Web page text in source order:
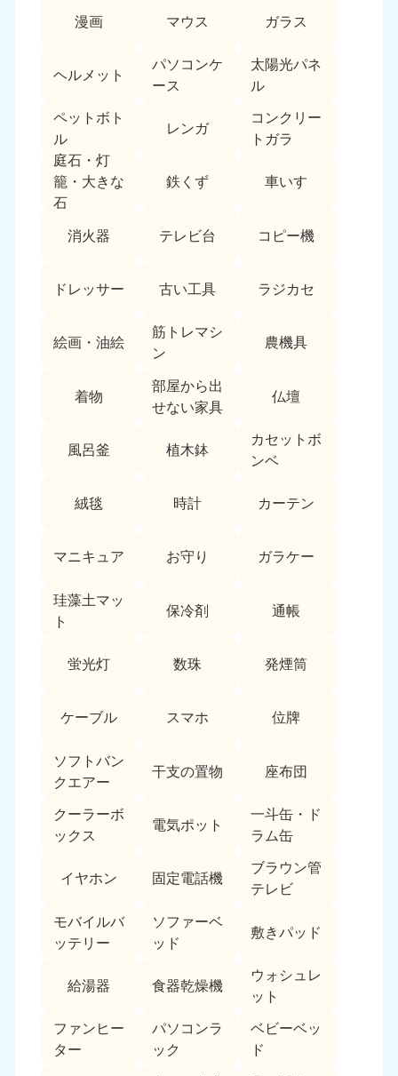
漫画 マウス ガラス
ヘルメット
パソコンケ
ース
太陽光パネ
ル
ペットボト
ル
レンガ
コンクリー
トガラ
庭石・灯
籠・大きな
石
鉄くず 車いす
消火器 テレビ台 コピー機
ドレッサー 古い工具 ラジカセ
絵画・油絵
筋トレマシ
ン
農機具
着物
部屋から出
せない家具
仏壇
風呂釜 植木鉢
カセットボ
ンベ
絨毯 時計 カーテン
マニキュア お守り ガラケー
珪藻土マッ
ト
保冷剤 通帳
蛍光灯 数珠 発煙筒
ケーブル スマホ 位牌
ソフトバン
クエアー
干支の置物 座布団
クーラーボ
ックス
電気ポット
一斗缶・ド
ラム缶
イヤホン 固定電話機
ブラウン管
テレビ
モバイルバ
ッテリー
ソファーベ
ッド
敷きパッド
給湯器 食器乾燥機
ウォシュレ
ット
ファンヒー
ター
パソコンラ
ック
ベビーベッ
ド
050-1881-5248
中国
岡山県
050-1881-5146
9:00〜19:00 年中無休
050-1880-9900
9:00〜19:00 年中無休
広島県
050-1881-5144
9:00〜19:00 年中無休
鳥取県
050-1881-5145
9:00〜19:00 年中無休
四国
050-1880-9899
9:00〜19:00 年中無休
050-1880-9898
9:00〜19:00 年中無休
愛媛県
9:00〜19:00 年中無休
高知県
050-1880-9897
福岡県
9:00〜19:00 年中無休
佐賀県
9:00〜19:00 年中無休
050-1880-9891 050-1880-9889
大分県
9:00〜19:00 年中無休
宮崎県
050-1880-9892
9:00〜19:00 年中無休
050-1880-9887
9:00〜19:00 年中無休